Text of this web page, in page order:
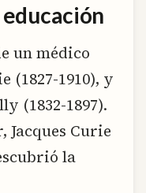
un médico
(1827-1910), y
(1832-1897).
Jacques Curie
la